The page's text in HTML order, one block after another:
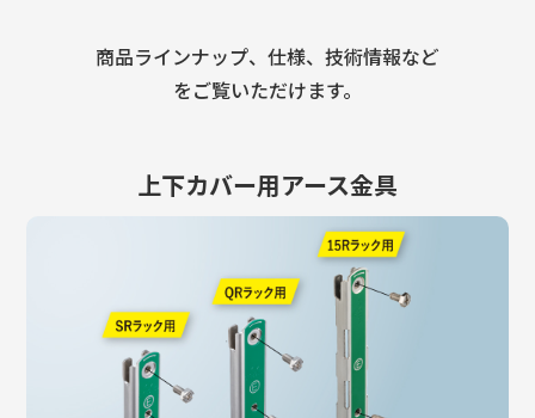
商品ラインナップ、仕様、技術情報など
をご覧いただけます。
上下カバー用アース金具